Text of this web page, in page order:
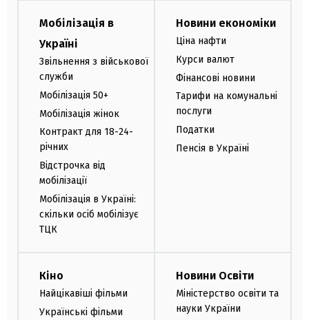
Мобілізація в
Україні
Звільнення з військової
служби
Мобілізація 50+
Мобілізація жінок
Контракт для 18-24-
річних
Відстрочка від
мобілізації
Мобілізація в Україні:
скільки осіб мобілізує
ТЦК
Новини економіки
Ціна нафти
Курси валют
Фінансові новини
Тарифи на комунальні
послуги
Податки
Пенсія в Україні
Кіно
Найцікавіші фільми
Українські фільми
Новини Освіти
Міністерство освіти та
науки України